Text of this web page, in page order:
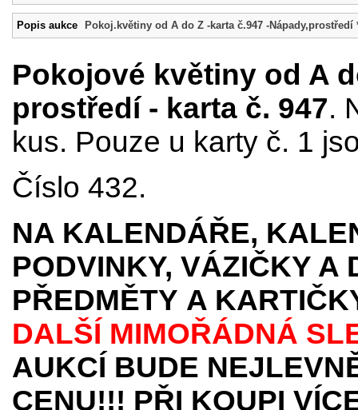
Popis aukce Pokoj.květiny od A do Z -karta č.947 -Nápady,prostředí
Pokojové květiny od A
prostředí - karta č. 947.
kus. Pouze u karty č. 1
Číslo 432.
NA KALENDÁŘE,
PODVINKY, VÁZIČKY A
PŘEDMĚTY A
DALŠÍ MIMOŘÁDNÁ
AUKCÍ BUDE
CENU!!! PŘI KOUPI